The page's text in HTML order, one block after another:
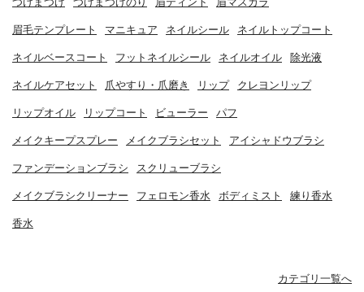
眉毛テンプレート マニキュア ネイルシール ネイルトップコート
ネイルベースコート フットネイルシール ネイルオイル 除光液
ネイルケアセット 爪やすり・爪磨き リップ クレヨンリップ
リップオイル リップコート ビューラー パフ
メイクキープスプレー メイクブラシセット アイシャドウブラシ
ファンデーションブラシ スクリューブラシ
メイクブラシクリーナー フェロモン香水 ボディミスト 練り香水
香水
カテゴリ一覧へ